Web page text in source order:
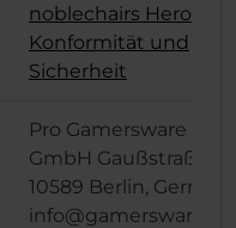
noblechairs Hero
Konformität und
Sicherheit
Pro Gamersware
GmbH Gaußstraße 1,
10589 Berlin,